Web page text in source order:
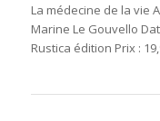
La médecine de la vie
Marine Le Gouvello
Rustica édition Prix :